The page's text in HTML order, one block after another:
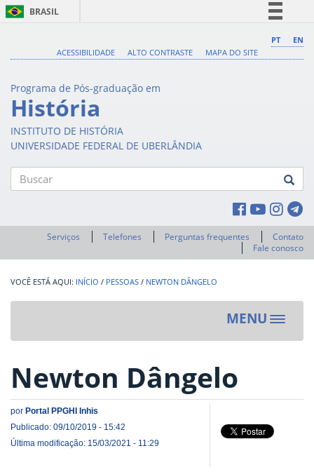
BRASIL
Comunica BR
PT
EN
ACESSIBILIDADE
ALTO CONTRASTE MAPA DO SITE
Programa de Pós-graduação em
História
INSTITUTO DE HISTÓRIA
UNIVERSIDADE FEDERAL DE UBERLÂNDIA
Serviços Telefones Perguntas frequentes
Contato
Fale conosco
INÍCIO / PESSOAS / NEWTON DÂNGELO
MENU
Toggle
Newton Dângelo
por Portal PPGHI Inhis
Publicado: 09/10/2019 - 15:42
Última modificação: 15/03/2021 - 11:29